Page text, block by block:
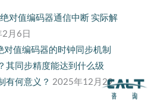
对值编码器通信中断 实际解
月6日
对值编码器的时钟同步机制
其同步精度能达到什么级
有何意义？ 2025年12月29